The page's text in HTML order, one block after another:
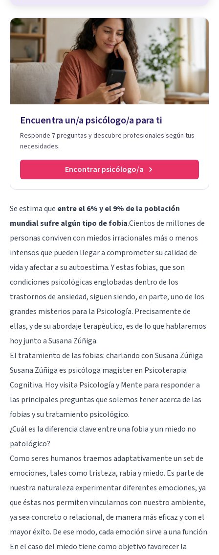
Encuentra un/a psicólogo/a para ti
Responde 7 preguntas y descubre profesionales según tus
necesidades.
Encontrar psicólogo/a
Se estima que entre el 6% y el 9% de la población
mundial sufre algún tipo de fobia.Cientos de millones de
personas conviven con miedos irracionales más o menos
intensos que pueden llegar a comprometer su calidad de
vida y afectar a su autoestima. Y estas fobias, que son
condiciones psicológicas englobadas dentro de los
trastornos de ansiedad, siguen siendo, en parte, uno de los
grandes misterios para la Psicología. Precisamente de
ellas, y de su abordaje terapéutico, es de lo que hablaremos
hoy junto aSusana Zúñiga.
El tratamiento de las fobias: charlando con Susana Zúñiga
Susana Zúñigaes psicóloga magister en Psicoterapia
Cognitiva. Hoy visita Psicología y Mente para responder a
las principales preguntas que solemos tener acerca de las
fobias y su tratamiento psicológico.
¿Cuál es la diferencia clave entre una fobia y un miedo no
patológico?
Como seres humanos traemos adaptativamente un set de
emociones, tales como tristeza, rabia y miedo. Es parte de
nuestra naturaleza experimentar diferentes emociones, ya
que éstas nos permiten vincularnos con nuestro ambiente,
ya sea concreto o relacional, de manera más eficaz y con el
mayor éxito. De ese modo, cada emoción sirve a una función.
En el caso del miedo tiene como objetivo favorecer la